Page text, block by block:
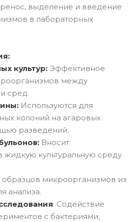
выделение и введение
в лабораторных
культур: Эффективное
между
сред.
Используются для
колоний на агаровых
разведений.
Вносит
культуральную среду
микроорганизмов из
анализа.
: Содействие
с бактериями,